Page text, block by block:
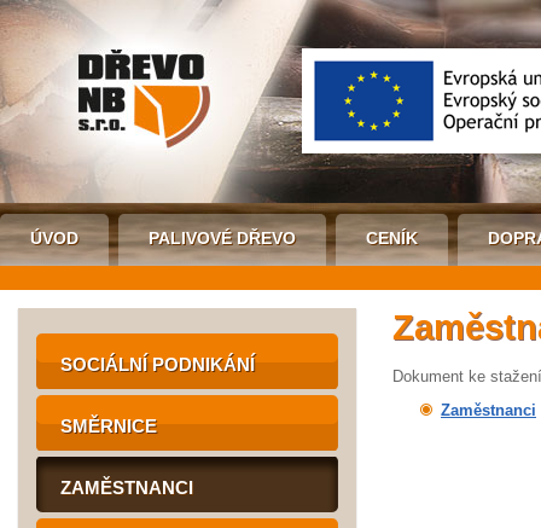
ÚVOD PALIVOVÉ DŘEVO CENÍK
SOCIÁLNÍ PODNIKÁNÍ
SMĚRNICE
ZAMĚSTNANCI
Dokument ke
Zaměstnanci